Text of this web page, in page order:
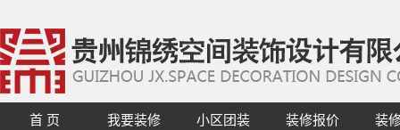
首 页 我要装修 小区团装 装修报价 装